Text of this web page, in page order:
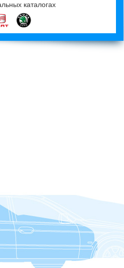
каталогах